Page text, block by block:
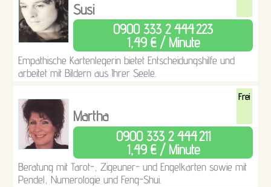
Susi
0900 333 2 444223
1,49 € / Minute
Empathische Kartenlegerin bietet Entscheidungshilfe und
arbeitet mit Bildern aus Ihrer Seele.
Martha
Frei
0900 333 2 444211
1,49 € / Minute
Beratung mit Tarot-, Zigeuner- und Engelkarten sowie mit
Pendel, Numerologie und Feng-Shui.